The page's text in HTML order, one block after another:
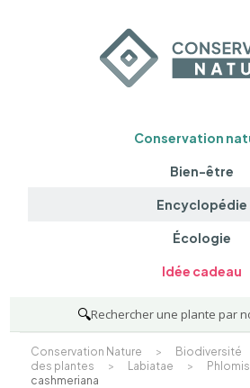
Conservation
Bien-être
Encyclopédie
Écologie
Idée cadeau
🔍Rechercher une plante par
Conservation Nature > Biodiversité
des plantes
> Labiatae > Phlomis
cashmeriana